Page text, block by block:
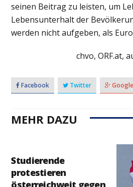
seinen Beitrag zu leisten, um
Lebensunterhalt der
werden nicht aufgeben, als
chvo, ORF.at,
Facebook Twitter
MEHR DAZU
Studierende
protestieren
österreichweit gegen